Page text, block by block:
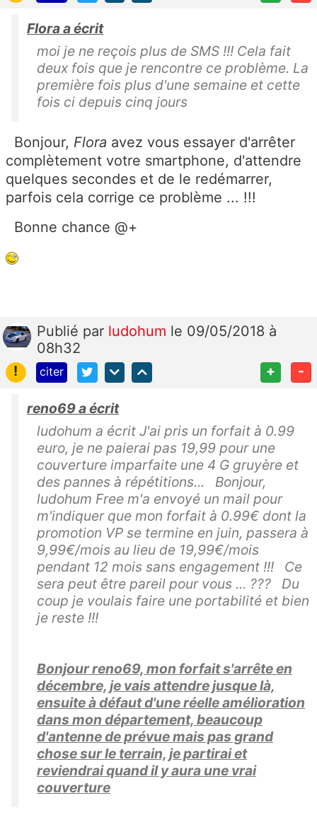
Flora a écrit
moi je ne reçois plus de SMS !!! Cela fait
deux fois que je rencontre ce problème. La
première fois plus d'une semaine et cette
fois ci depuis cinq jours
Bonjour, Flora avez vous essayer d'arrêter
complètement votre smartphone, d'attendre
quelques secondes et de le redémarrer,
parfois cela corrige ce problème ... !!!
Bonne chance @+
Publié par ludohum le 09/05/2018 à
08h32
!
citer + -
reno69 a écrit
ludohum a écrit J'ai pris un forfait à 0.99
euro, je ne paierai pas 19,99 pour une
couverture imparfaite une 4 G gruyère et
des pannes à répétitions... Bonjour,
ludohum Free m'a envoyé un mail pour
m'indiquer que mon forfait à 0.99€ dont la
promotion VP se termine en juin, passera à
9,99€/mois au lieu de 19,99€/mois
pendant 12 mois sans engagement !!! Ce
sera peut être pareil pour vous ... ??? Du
coup je voulais faire une portabilité et bien
je reste !!!
Bonjour reno69, mon forfait s'arrête en
décembre, je vais attendre jusque là,
ensuite à défaut d'une réelle amélioration
dans mon département, beaucoup
d'antenne de prévue mais pas grand
chose sur le terrain, je partirai et
reviendrai quand il y aura une vrai
couverture